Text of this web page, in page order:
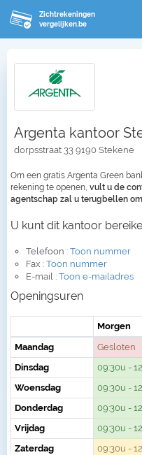
Zichtrekeningen
vergelijken.be
Argenta kantoor
dorpsstraat 33 9190 Stekene
Om een gratis Argenta Green
rekening te openen, vult u de
agentschap zal u terugbellen
U kunt dit kantoor
Telefoon : Toon nummer
Fax : Toon nummer
E-mail : Toon e-mailadres
Openingsuren
Morgen
Maandag
Gesloten
Dinsdag
09:30u -
Woensdag
09:30u -
Donderdag
09:30u -
Vrijdag
09:30u -
Zaterdag
09:30u -